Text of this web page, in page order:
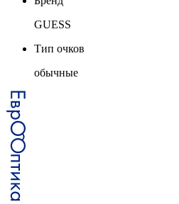
GUESS
Тип очков
обычные